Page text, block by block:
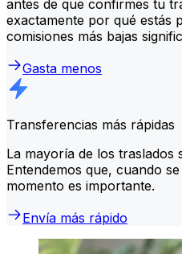
antes de que confirmes tu
exactamente por qué estás
comisiones más bajas
Gasta menos
Transferencias más rápidas
La mayoría de los traslados
Entendemos que, cuando
momento es importante.
Envía más rápido